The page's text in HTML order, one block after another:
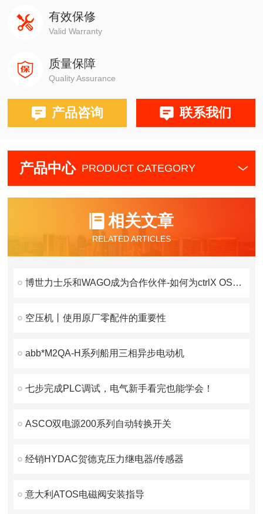
有效保修
Valid Warranty
质量保障
Quality Assurance
产品咨询 联系我们
产品中心 PRODUCT CATEGORY
相关文章
RELATED ARTICLES
博世力士乐和WAGO成为合作伙伴-如何为ctrlX OS的系统提供解决方案
空压机丨使用原厂零配件的重要性
abb*M2QA-H系列船用三相异步电动机
七步完成PLC调试，电气新手看完也能学会！
ASCO双电源200系列自动转换开关
经销HYDAC贺德克压力继电器/传感器
意大利ATOS电磁阀安装指导